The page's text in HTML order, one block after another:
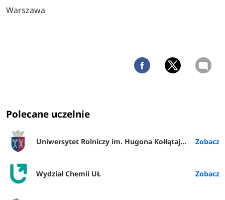
Warszawa
Polecane uczelnie
Uniwersytet Rolniczy im. Hugona Kołłątaja w Krakowie
Wydział Chemii UŁ